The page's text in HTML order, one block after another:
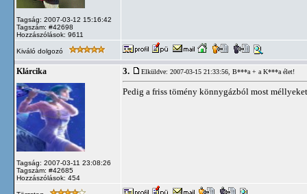
Tagság: 2007-03-12 15:16:42
Tagszám: #42698
Hozzászólások: 9611
Kiváló dolgozó
Klárcika
Tagság: 2007-03-11 23:08:26
Tagszám: #42685
Hozzászólások: 454
3. Elküldve: 2007-03-15 21:33:56, B***a + a K***a élet!
Pedig a friss tömény könnygázból most